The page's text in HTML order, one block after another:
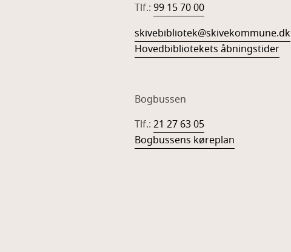
Tlf.: 99 15 70 00
skivebibliotek@skivekommune.dk
Hovedbibliotekets åbningstider
Bogbussen
Tlf.: 21 27 63 05
Bogbussens køreplan